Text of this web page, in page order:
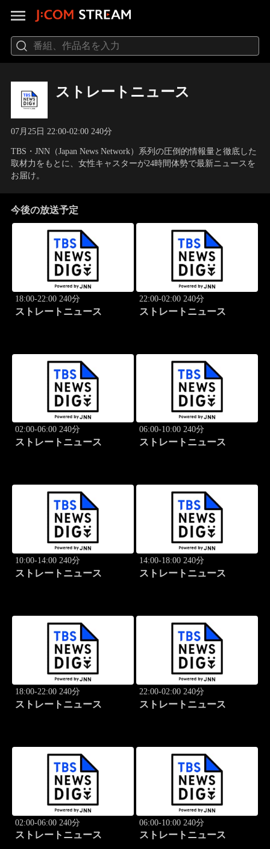
ストレートニュース
07月25日 22:00-02:00 240分
TBS・JNN（Japan News Network）系列の圧倒的情報量と徹底した
取材力をもとに、女性キャスターが24時間体勢で最新ニュースを
お届け。
今後の放送予定
18:00-22:00 240分
ストレートニュース
22:00-02:00 240分
ストレートニュース
02:00-06:00 240分
ストレートニュース
06:00-10:00 240分
ストレートニュース
10:00-14:00 240分
ストレートニュース
14:00-18:00 240分
ストレートニュース
18:00-22:00 240分
ストレートニュース
22:00-02:00 240分
ストレートニュース
02:00-06:00 240分
ストレートニュース
06:00-10:00 240分
ストレートニュース